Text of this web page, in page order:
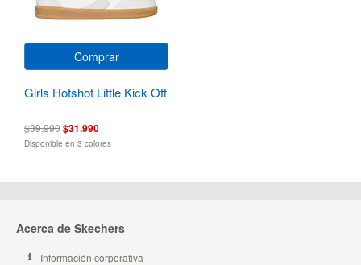
Comprar
Girls Hotshot Little Kick Off
$39.990$31.990
Disponible en 3 colores
Acerca de Skechers
Información corporativa